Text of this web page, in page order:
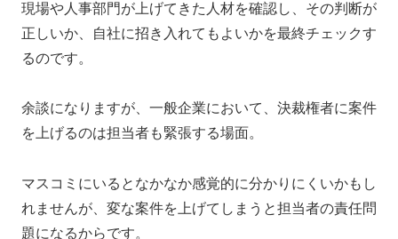
現場や人事部門が上げてきた人材を確認し、その判断が
正しいか、自社に招き入れてもよいかを最終チェックす
るのです。
余談になりますが、一般企業において、決裁権者に案件
を上げるのは担当者も緊張する場面。
マスコミにいるとなかなか感覚的に分かりにくいかもし
れませんが、変な案件を上げてしまうと担当者の責任問
題になるからです。